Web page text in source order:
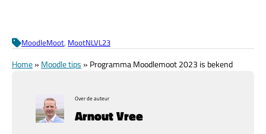
MoodleMoot, MootNLVL23
Home» Moodle tips » Programma Moodlemoot 2023 is bekend
Over de auteur
Arnout Vree